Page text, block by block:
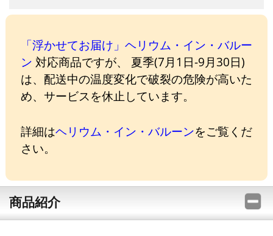
「浮かせてお届け」ヘリウム・イン・バルー
ン 対応商品ですが、 夏季(7月1日-9月30日)
は、配送中の温度変化で破裂の危険が高いた
め、サービスを休止しています。
詳細はヘリウム・イン・バルーンをご覧くだ
さい。
商品紹介